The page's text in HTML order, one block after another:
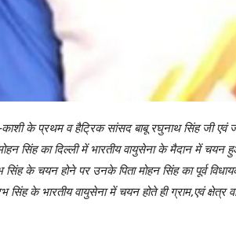
काशी के प्रथम व हैट्रिक सांसद बाबू रघुनाथ सिंह जी एवं
सिंह का दिल्ली में भारतीय वायुसेना के मैदान में
सिंह के चयन होने पर उनके पिता मोहन सिंह का पूर्व
सिंह के भारतीय वायुसेना में चयन होते ही ग्राम,एवं